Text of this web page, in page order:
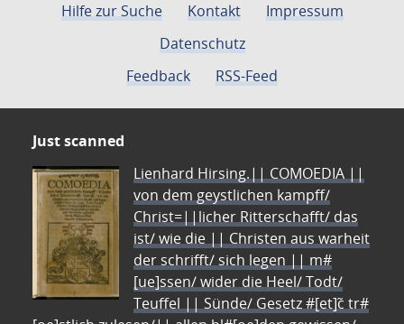
Hilfe zur Suche Kontakt
Impressum
Datenschutz
Feedback
RSS-Feed
Just scanned
Lienhard Hirsing.|| COMOEDIA ||
von dem geystlichen kampff/
Christ=||licher Ritterschafft/ das
ist/ wie die || Christen aus warheit
der schrifft/ sich legen || m#
[ue]ssen/ wider die Heel/ Todt/
Teuffel || Sünde/ Gesetz #[et]c̃ tr#